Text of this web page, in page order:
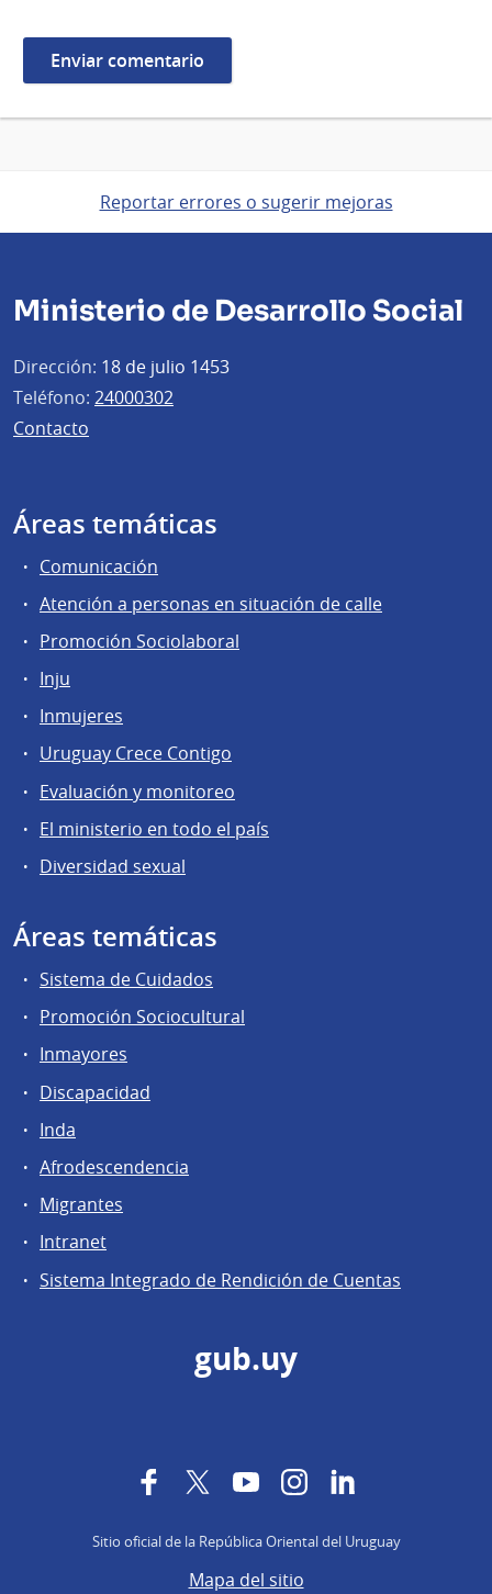
Reportar errores o sugerir mejoras
Ministerio de Desarrollo Social
Dirección: 18 de julio 1453
Teléfono: 24000302
Contacto
Áreas temáticas
Comunicación
Atención a personas en situación de calle
Promoción Sociolaboral
Inju
Inmujeres
Uruguay Crece Contigo
Evaluación y monitoreo
El ministerio en todo el país
Diversidad sexual
Áreas temáticas
Sistema de Cuidados
Promoción Sociocultural
Inmayores
Discapacidad
Inda
Afrodescendencia
Migrantes
Intranet
Sistema Integrado de Rendición de Cuentas
gub.uy
FacebookTwitterYouTubeInstagram
Sitio oficial de la República Oriental del Uruguay
Mapa del sitio